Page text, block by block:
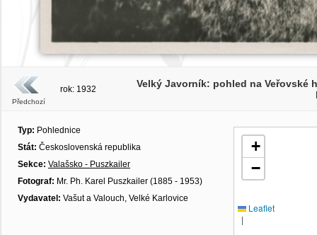
Předchozí
rok: 1932
Velký Javorník: pohled na Veřovské
Typ: Pohlednice
Stát: Československá republika
Sekce: Valašsko - Puszkailer
Fotograf: Mr. Ph. Karel Puszkailer (1885 - 1953)
Vydavatel: Vašut a Valouch, Velké Karlovice
+
−
Leaflet
|